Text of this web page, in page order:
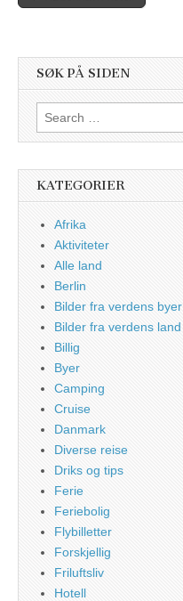
SØK PÅ SIDEN
Search
for:
KATEGORIER
Afrika
Aktiviteter
Alle land
Berlin
Bilder fra verdens byer
Bilder fra verdens land
Billig
Byer
Camping
Cruise
Danmark
Diverse reise
Driks og tips
Ferie
Feriebolig
Flybilletter
Forskjellig
Friluftsliv
Hotell